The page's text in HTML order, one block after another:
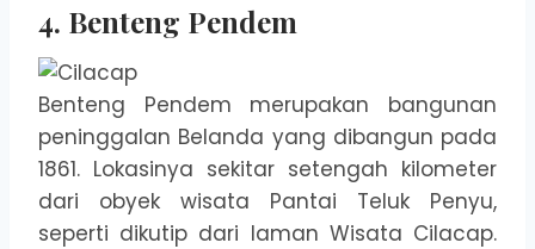
4. Benteng Pendem
Benteng Pendem merupakan bangunan
peninggalan Belanda yang dibangun pada
1861. Lokasinya sekitar setengah kilometer
dari obyek wisata Pantai Teluk Penyu,
seperti dikutip dari laman Wisata Cilacap.